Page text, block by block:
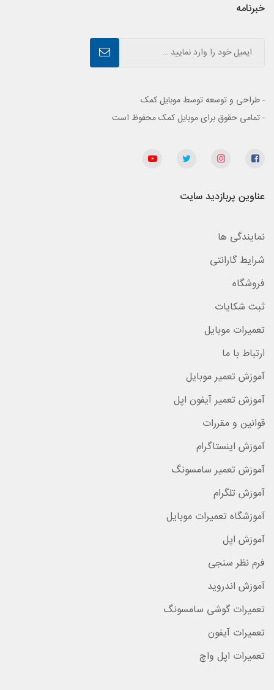
خبرنامه
- طراحی و توسعه توسط موبایل کمک
- تمامی حقوق برای موبایل کمک محفوظ است
عناوین پربازدید سایت
نمایندگی ها
شرایط گارانتی
فروشگاه
ثبت شکایات
تعمیرات موبایل
ارتباط با ما
آموزش تعمیر موبایل
آموزش تعمیر آیفون اپل
قوانین و مقررات
آموزش اینستاگرام
آموزش تعمیر سامسونگ
آموزش تلگرام
آموزشگاه تعمیرات موبایل
آموزش اپل
فرم نظر سنجی
آموزش اندروید
تعمیرات گوشی سامسونگ
تعمیرات آیفون
تعمیرات اپل واچ